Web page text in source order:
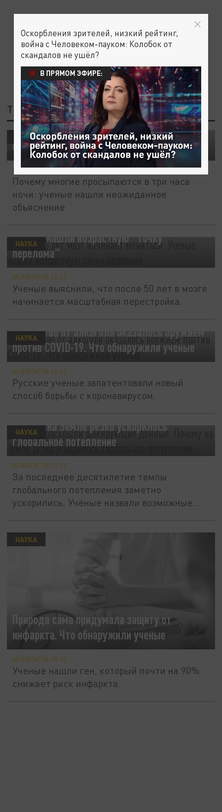
ТЕГ: НАУКА
Просыпаетесь в три часа ночи? Ученые
объяснили, почему это происходит
НАУКА
09 АВГУСТА 13:18
Почему многие просыпаются в три часа
ночи: ученые нашли неожиданное
объяснение
Ученые нашли возрастную "точку
перелома"
НАУКА
05 АВГУСТА 16:11
Ученые выяснили, что после 50 лет в мозге
начинается масштабная перестройка.
Лекарство от алкоголя оказалось оружием
против COVID-19. Что обнаружили ученые
НАУКА
04 АВГУСТА 16:11
Русские ученые запатентовали новый
способ борьбы с коронавирусом.
Почему на Земле резко ускорилось
глобальное потепление
НАУКА
03 АВГУСТА 11:12
За последнее десятилетие темпы
глобального потепления заметно
ускорились. Учёные назвали возможные
Природа сама придумала защиту от
инфаркта. Что обнаружили ученые
НАУКА
02 АВГУСТА 15:10
Ученые нашли ген, который почти на 90%
снижает риск инфаркта.
Оскорбления зрителей, низкий рейтинг,
война с Человеком-пауком: Колобок от
скандалов не ушёл?
В ПРЯМОМ ЭФИРЕ: